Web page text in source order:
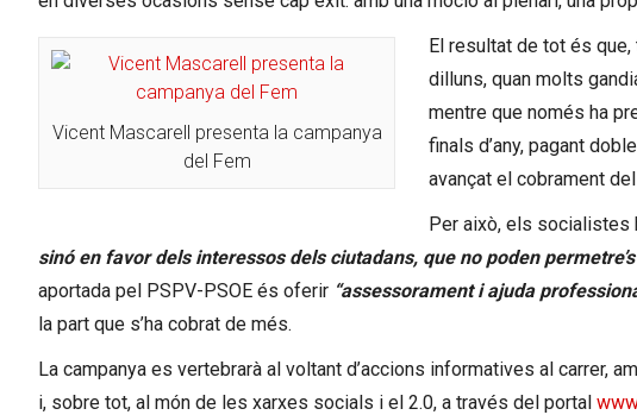
Vicent Mascarell presenta la campanya
del Fem
El resultat de tot és
dilluns, quan molts
mentre que només ha
finals d’any, pagant
avançat el cobrament
Per això, els socialistes
sinó en favor dels interessos dels ciutadans, que no poden
aportada pel PSPV-PSOE és oferir “assessorament i ajuda
la part que s’ha cobrat de més.
La campanya es vertebrarà al voltant d’accions informatives al carrer,
i, sobre tot, al món de les xarxes socials i el 2.0, a través del portal